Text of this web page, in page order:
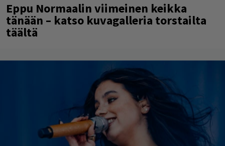
Eppu Normaalin viimeinen keikka
tänään – katso kuvagalleria torstailta
täältä